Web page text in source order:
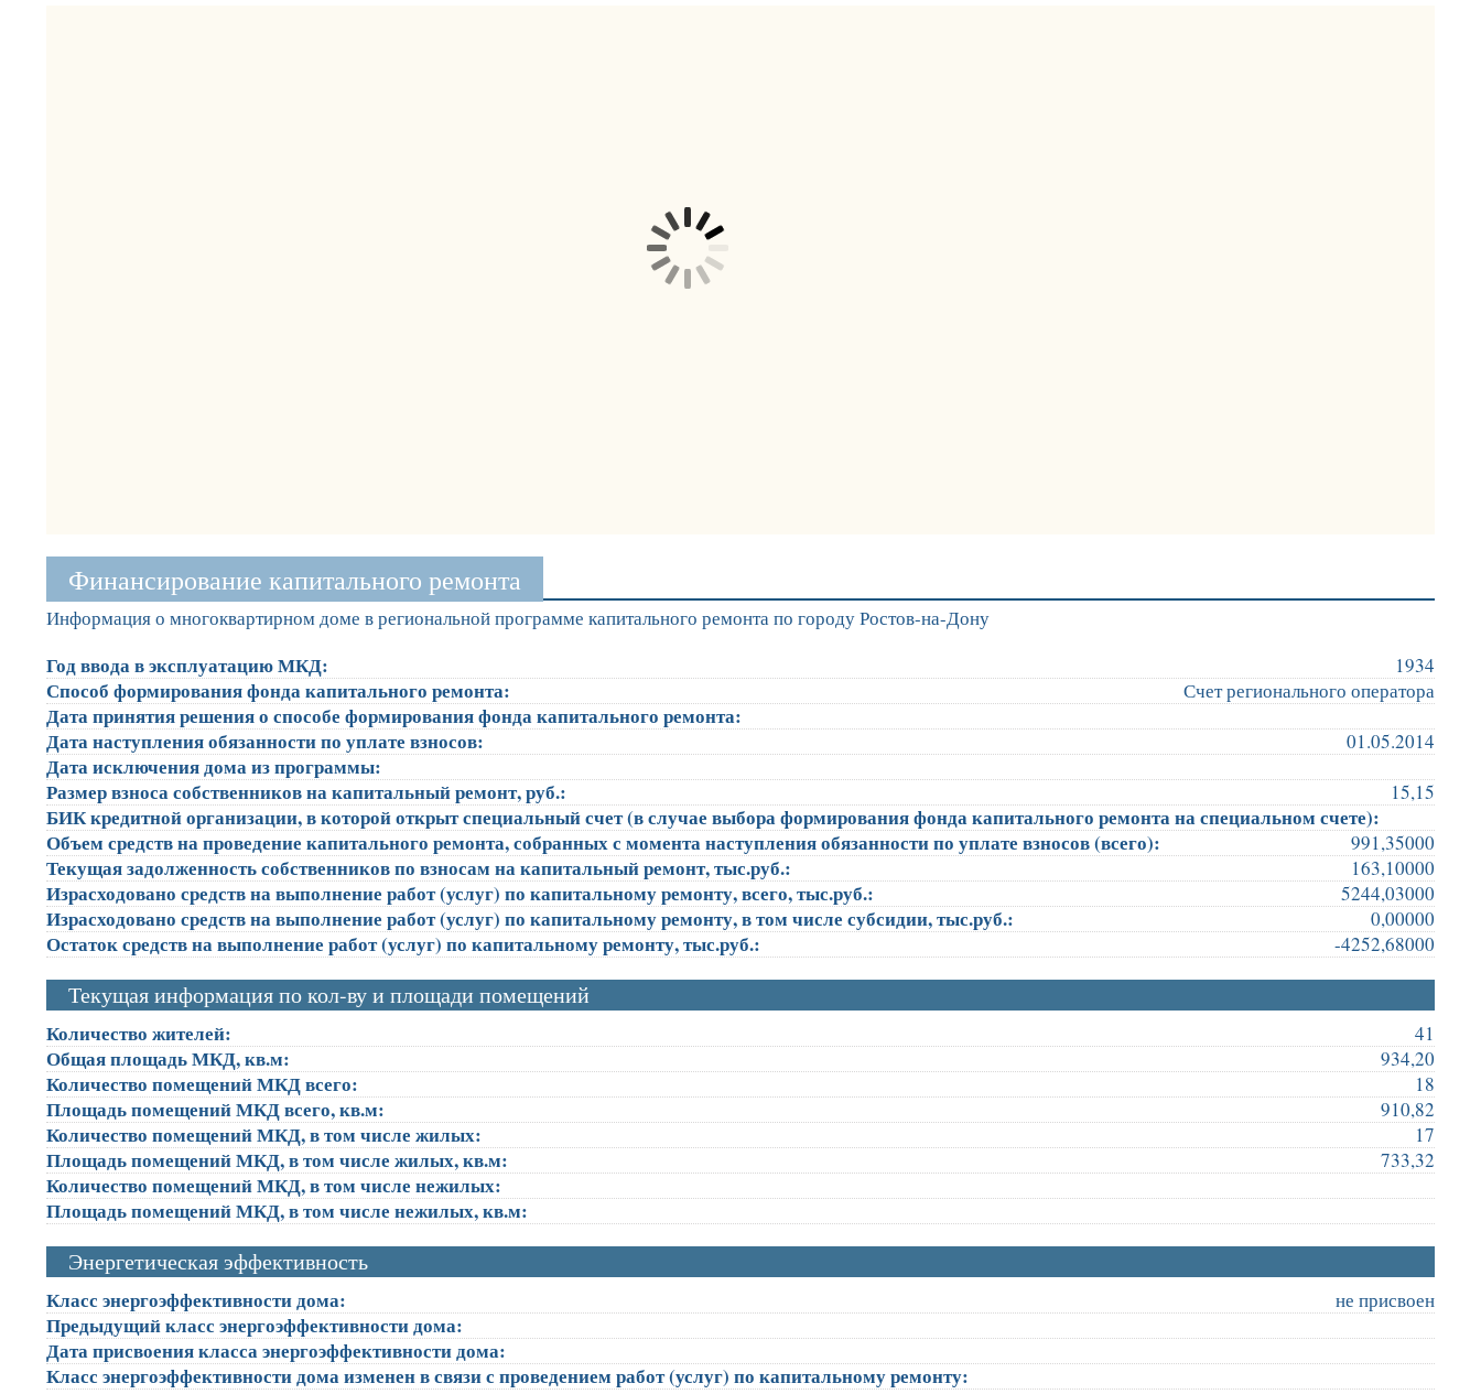
Финансирование капитального ремонта
Информация о многоквартирном доме в региональной программе капитального ремонта по городу Ростов-на-Дону
Год ввода в эксплуатацию МКД: 1934
Способ формирования фонда капитального ремонта: Счет регионального оператора
Дата принятия решения о способе формирования фонда капитального ремонта:
Дата наступления обязанности по уплате взносов:
01.05.2014
Дата исключения дома из программы:
Размер взноса собственников на капитальный ремонт, руб.:
15,15
БИК кредитной организации, в которой открыт специальный счет (в случае выбора формирования фонда капитального ремонта на специальном счете):
Объем средств на проведение капитального ремонта, собранных с момента наступления обязанности по уплате взносов (всего):
991,35000
Текущая задолженность собственников по взносам на капитальный ремонт, тыс.руб.: 163,10000
Израсходовано средств на выполнение работ (услуг) по капитальному ремонту, всего, тыс.руб.: 5244,03000
Израсходовано средств на выполнение работ (услуг) по капитальному ремонту, в том числе субсидии, тыс.руб.: 0,00000
Остаток средств на выполнение работ (услуг) по капитальному ремонту, тыс.руб.: -4252,68000
Текущая информация по кол-ву и площади помещений
Количество жителей: 41
Общая площадь МКД, кв.м: 934,20
Количество помещений МКД всего: 18
Площадь помещений МКД всего, кв.м: 910,82
Количество помещений МКД, в том числе жилых: 17
Площадь помещений МКД, в том числе жилых, кв.м: 733,32
Количество помещений МКД, в том числе нежилых:
Площадь помещений МКД, в том числе нежилых, кв.м:
Энергетическая эффективность
Класс энергоэффективности дома: не присвоен
Предыдущий класс энергоэффективности дома:
Дата присвоения класса энергоэффективности дома:
Класс энергоэффективности дома изменен в связи с проведением работ (услуг) по капитальному ремонту: